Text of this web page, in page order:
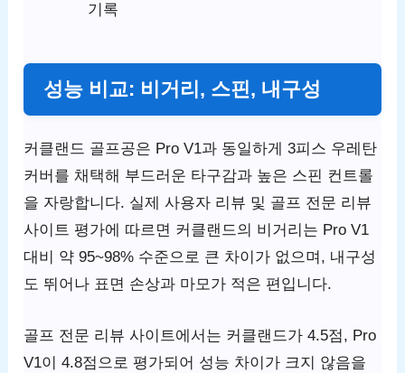
기록
성능 비교: 비거리, 스핀, 내구성
커클랜드 골프공은 Pro V1과 동일하게 3피스 우레탄
커버를 채택해 부드러운 타구감과 높은 스핀 컨트롤
을 자랑합니다. 실제 사용자 리뷰 및 골프 전문 리뷰
사이트 평가에 따르면 커클랜드의 비거리는 Pro V1
대비 약 95~98% 수준으로 큰 차이가 없으며, 내구성
도 뛰어나 표면 손상과 마모가 적은 편입니다.
골프 전문 리뷰 사이트에서는 커클랜드가 4.5점, Pro
V1이 4.8점으로 평가되어 성능 차이가 크지 않음을